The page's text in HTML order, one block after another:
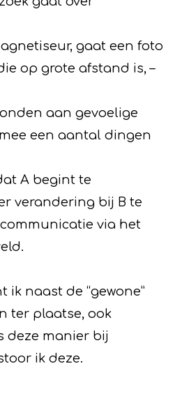
gaat een foto
op grote afstand is, –
aan gevoelige
een aantal dingen
A begint te
verandering bij B te
via het
ik naast de “gewone”
ter plaatse, ook
deze manier bij
ik deze.